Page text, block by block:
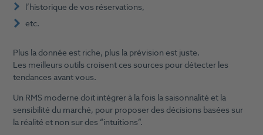
l’historique de vos réservations,
etc.
Plus la donnée est riche, plus la prévision est juste.
Les meilleurs outils croisent ces sources pour détecter les
tendances avant vous.
Un RMS moderne doit intégrer à la fois la saisonnalité et la
sensibilité du marché, pour proposer des décisions basées sur
la réalité et non sur des “intuitions”.